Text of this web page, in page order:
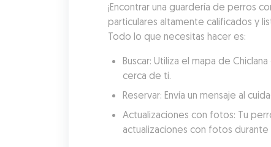
¡Encontrar una guardería de perros
particulares altamente calificados y
Todo lo que necesitas hacer es:
Buscar: Utiliza el mapa de
cerca de ti.
Reservar: Envía un mensaje al
Actualizaciones con fotos: Tu
actualizaciones con fotos